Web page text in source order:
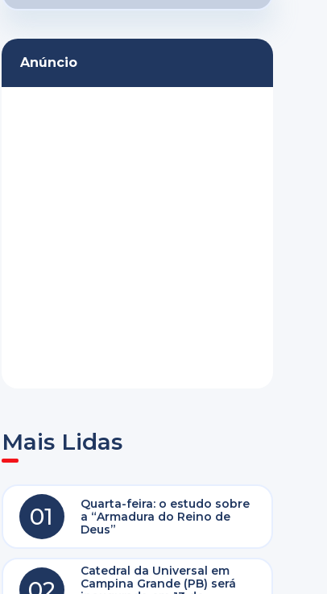
Anúncio
Mais Lidas
01
Quarta-feira: o estudo sobre
a “Armadura do Reino de
Deus”
Catedral da Universal em
Campina Grande (PB) será